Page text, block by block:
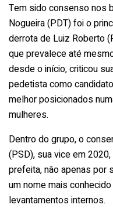
Tem sido consenso nos
Nogueira (PDT) foi o
derrota de Luiz Roberto
que prevalece até
desde o início, criticou
pedetista como
melhor posicionados
mulheres.
Dentro do grupo, o
(PSD), sua vice em
prefeita, não apenas por
um nome mais
levantamentos internos.